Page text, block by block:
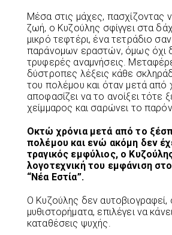
Μέσα στις μάχες, πασχίζοντας
ζωή, ο Κυζούλης σφίγγει στα
μικρό τεφτέρι, ένα τετράδιο
παράνομων εραστών, όμως όχι
τρυφερές αναμνήσεις.
δύστροπες λέξεις κάθε
του πολέμου και όταν μετά από
αποφασίζει να το ανοίξει τότε
χείμμαρος και σαρώνει το
Οκτώ χρόνια μετά από το
πολέμου και ενώ ακόμη δεν
τραγικός εμφύλιος, ο
λογοτεχνική του εμφάνιση
“Νέα Εστία”.
Ο Κυζούλης δεν αυτοβιογραφεί,
μυθιστορήματα, επιλέγει να
καταθέσεις ψυχής.